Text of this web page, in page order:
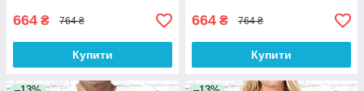
664 ₴ 764 ₴
Купити
664 ₴ 764 ₴
Купити